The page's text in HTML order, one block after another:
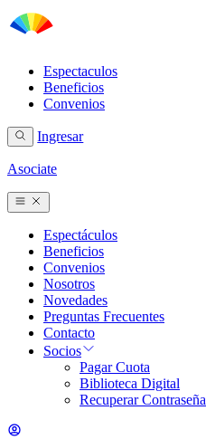
Espectaculos
Beneficios
Convenios
Ingresar
Asociate
Espectáculos
Beneficios
Convenios
Nosotros
Novedades
Preguntas Frecuentes
Contacto
Socios
Pagar Cuota
Biblioteca Digital
Recuperar Contraseña